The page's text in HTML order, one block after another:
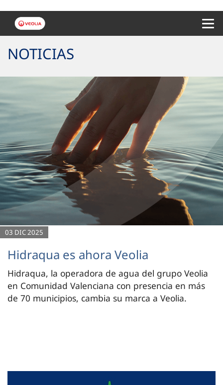
NOTICIAS
03 DIC 2025
Hidraqua es ahora Veolia
Hidraqua, la operadora de agua del grupo Veolia
en Comunidad Valenciana con presencia en más
de 70 municipios, cambia su marca a Veolia.